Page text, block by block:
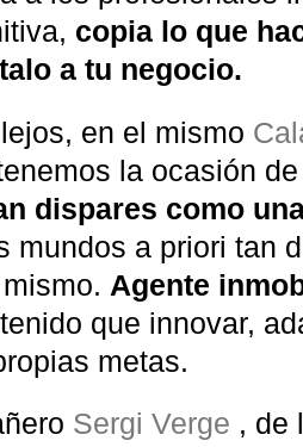
copia lo que
a tu negocio.
en el mismo
la ocasión
dispares como
mundos a priori tan
Agente
que innovar,
metas.
Sergi Verge , de